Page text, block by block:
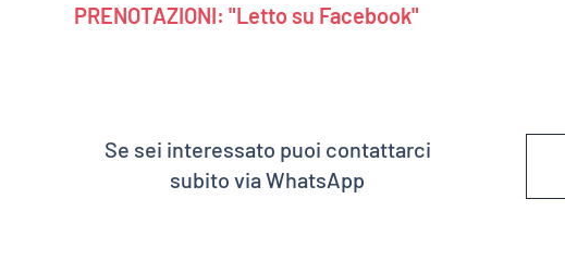
PRENOTAZIONI: "Letto su Facebook"
Se sei interessato puoi contattarci
subito via WhatsApp